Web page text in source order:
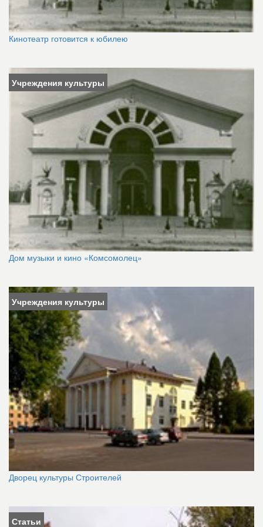
Кинотеатр готовится к юбилею
Учреждения культуры
Дом музыки и кино «Комсомолец»
Учреждения культуры
Дворец культуры Строителей
Статьи